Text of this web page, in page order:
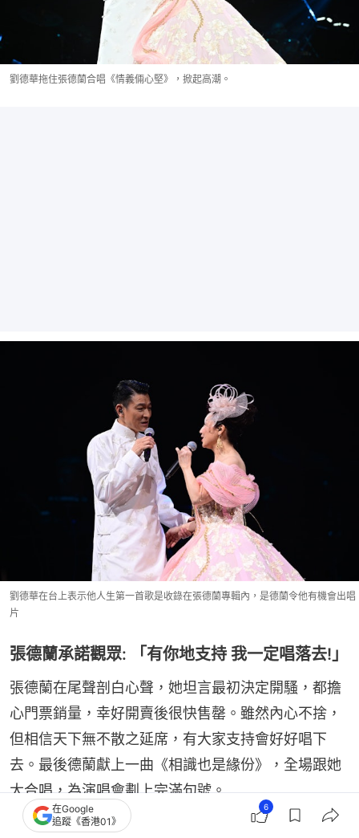
劉德華拖住張德蘭合唱《情義倆心堅》，掀起高潮。
劉德華在台上表示他人生第一首歌是收錄在張德蘭專輯內，是德蘭令他有機會出唱
片
張德蘭承諾觀眾: 「有你地支持 我一定唱落去!」
張德蘭在尾聲剖白心聲，她坦言最初決定開騷，都擔
心門票銷量，幸好開賣後很快售罄。雖然內心不捨，
但相信天下無不散之延席，有大家支持會好好唱下
去。最後德蘭獻上一曲《相識也是緣份》，全場跟她
大合唱，為演唱會劃上完滿句號。
在Google
追蹤《香港01》
6